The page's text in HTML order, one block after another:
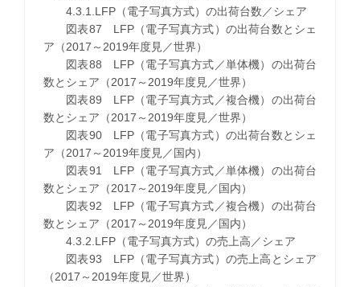
4.3.1.LFP（電子写真方式）の出荷台数／シェア
図表87 LFP（電子写真方式）の出荷台数とシェ
ア（2017～2019年度見／世界）
図表88 LFP（電子写真方式／単体機）の出荷台
数とシェア（2017～2019年度見／世界）
図表89 LFP（電子写真方式／複合機）の出荷台
数とシェア（2017～2019年度見／世界）
図表90 LFP（電子写真方式）の出荷台数とシェ
ア（2017～2019年度見／国内）
図表91 LFP（電子写真方式／単体機）の出荷台
数とシェア（2017～2019年度見／国内）
図表92 LFP（電子写真方式／複合機）の出荷台
数とシェア（2017～2019年度見／国内）
4.3.2.LFP（電子写真方式）の売上高／シェア
図表93 LFP（電子写真方式）の売上高とシェア
（2017～2019年度見／世界）